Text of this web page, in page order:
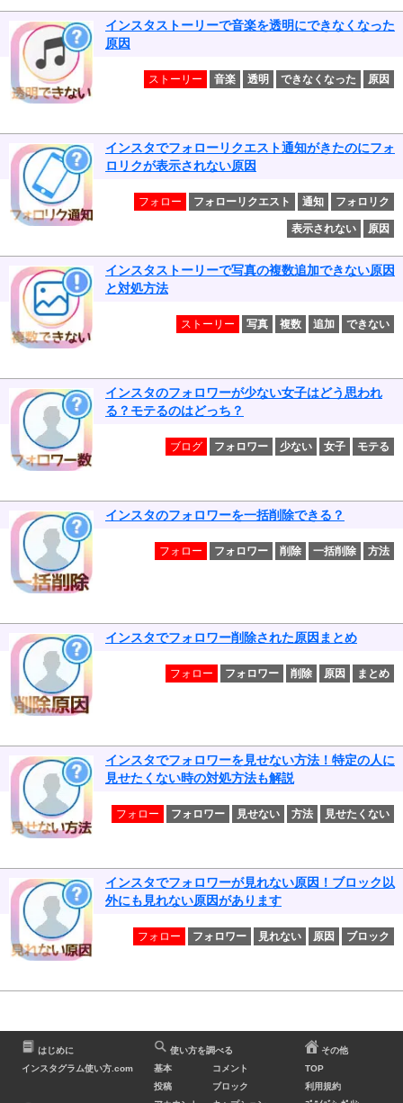
インスタストーリーで音楽を透明にできなくなった
原因
ストーリー 音楽 透明 できなくなった 原因
インスタでフォローリクエスト通知がきたのにフォ
ロリクが表示されない原因
フォロー フォローリクエスト 通知 フォロリク
表示されない 原因
インスタストーリーで写真の複数追加できない原因
と対処方法
ストーリー 写真 複数 追加 できない
インスタのフォロワーが少ない女子はどう思われ
る？モテるのはどっち？
ブログ フォロワー 少ない 女子 モテる
インスタのフォロワーを一括削除できる？
フォロー フォロワー 削除 一括削除 方法
インスタでフォロワー削除された原因まとめ
フォロー フォロワー 削除 原因 まとめ
インスタでフォロワーを見せない方法！特定の人に
見せたくない時の対処方法も解説
フォロー フォロワー 見せない 方法 見せたくない
インスタでフォロワーが見れない原因！ブロック以
外にも見れない原因があります
フォロー フォロワー 見れない 原因 ブロック
はじめに
インスタグラム使い方.com
使い方を調べる
基本
投稿
コメント
ブロック
その他
TOP
利用規約